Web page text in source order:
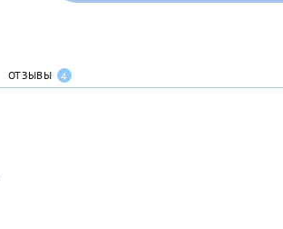
ОТЗЫВЫ 4